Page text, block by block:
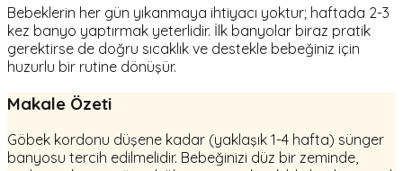
Bebeklerin her gün yıkanmaya ihtiyacı yoktur; haftada 2-3
kez banyo yaptırmak yeterlidir. İlk banyolar biraz pratik
gerektirse de doğru sıcaklık ve destekle bebeğiniz için
huzurlu bir rutine dönüşür.
Makale Özeti
Göbek kordonu düşene kadar (yaklaşık 1-4 hafta) sünger
banyosu tercih edilmelidir. Bebeğinizi düz bir zeminde,